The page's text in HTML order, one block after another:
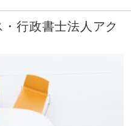
行政書士法人アク